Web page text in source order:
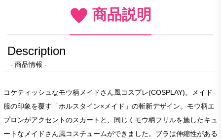
商品説明
Description
- 商品情報 -
コケティッシュなモウ柄メイドさん風コスプレ(COSPLAY)。メイド
服の印象を覆す「ホルスタイン×メイド」の斬新デザイン。モウ柄エ
プロンがアクセントのスカートと、同じくモウ柄フリルを施したキュ
ートなメイドさん風コスチュームができました。ブラは伸縮性がある